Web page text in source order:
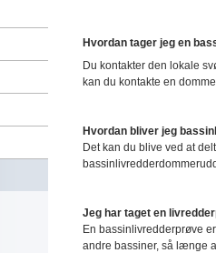
Hvordan tager jeg en
Du kontakter den lokale
kan du kontakte en
Hvordan bliver jeg
Det kan du blive ved at
Jeg har taget en
En bassinlivredderprøve
andre bassiner, så længe